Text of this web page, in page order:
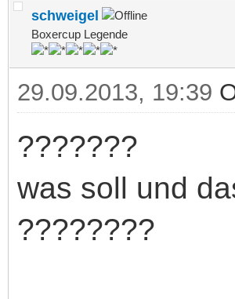
schweigel
Boxercup Legende
29.09.2013, 19:39
???????
was soll und
????????